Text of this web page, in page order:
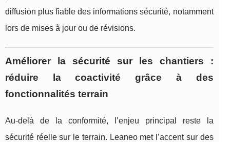
diffusion plus fiable des informations sécurité, notamment
lors de mises à jour ou de révisions.
Améliorer la sécurité sur les chantiers :
réduire la coactivité grâce à des
fonctionnalités terrain
Au-delà de la conformité, l’enjeu principal reste la
sécurité réelle sur le terrain. Leaneo met l’accent sur des